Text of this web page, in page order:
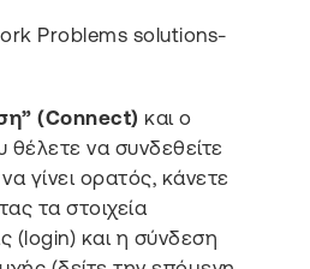
(Connect) και ο
θέλετε να συνδεθείτε
γίνει ορατός, κάνετε
τα στοιχεία
(login) και η σύνδεση